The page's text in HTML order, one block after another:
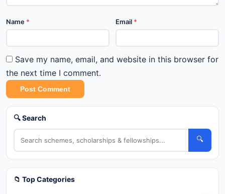
Name * Email *
Save my name, email, and website in this browser for
the next time I comment.
Post Comment
🔍 Search
🔍
📁 Top Categories